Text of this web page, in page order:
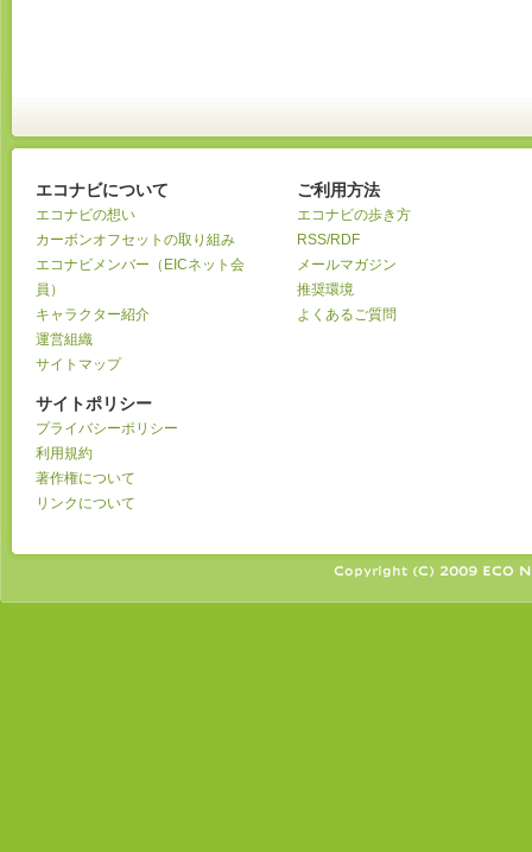
エコナビについて
エコナビの想い
カーボンオフセットの取り組み
エコナビメンバー（EICネット会
員）
キャラクター紹介
運営組織
サイトマップ
サイトポリシー
プライバシーポリシー
利用規約
著作権について
リンクについて
ご利用方法
エコナビの歩き方
RSS/RDF
メールマガジン
推奨環境
よくあるご質問